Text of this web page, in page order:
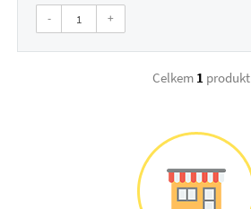
- +
Celkem 1produkt